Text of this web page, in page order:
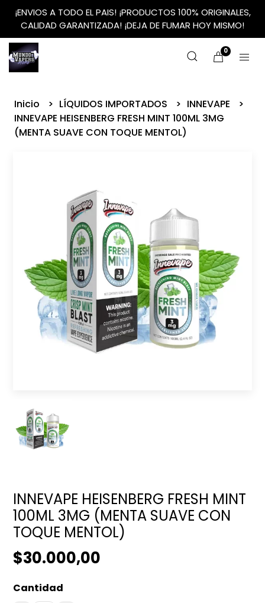
¡ENVIOS A TODO EL PAIS! ¡PRODUCTOS 100% ORIGINALES,
CALIDAD GARANTIZADA! ¡DEJA DE FUMAR HOY MISMO!
0
Inicio LÍQUIDOS IMPORTADOS
INNEVAPE
INNEVAPE HEISENBERG FRESH MINT 100ML 3MG
(MENTA SUAVE CON TOQUE MENTOL)
INNEVAPE HEISENBERG FRESH MINT
100ML 3MG (MENTA SUAVE CON
TOQUE MENTOL)
$30.000,00
Cantidad